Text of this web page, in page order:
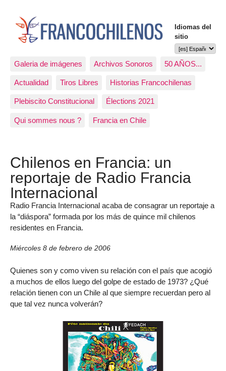
Idiomas del
sitio
Galeria de imágenes Archivos Sonoros 50 AÑOS...
Actualidad Tiros Libres Historias Francochilenas
Plebiscito Constitucional Élections 2021
Qui sommes nous ? Francia en Chile
Chilenos en Francia: un
reportaje de Radio Francia
Internacional
Radio Francia Internacional acaba de consagrar un reportaje a
la “diáspora” formada por los más de quince mil chilenos
residentes en Francia.
Miércoles 8 de febrero de 2006
Quienes son y como viven su relación con el país que acogió
a muchos de ellos luego del golpe de estado de 1973? ¿Qué
relación tienen con un Chile al que siempre recuerdan pero al
que tal vez nunca volverán?